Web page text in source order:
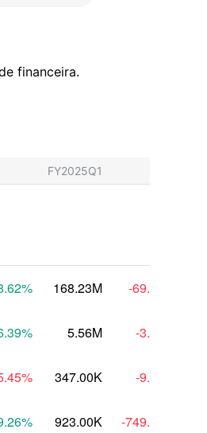
financeira.
FY2025Q1
% 168.23M -69.05
% 5.56M -3.89
% 347.00K -9.42
% 923.00K -749.61